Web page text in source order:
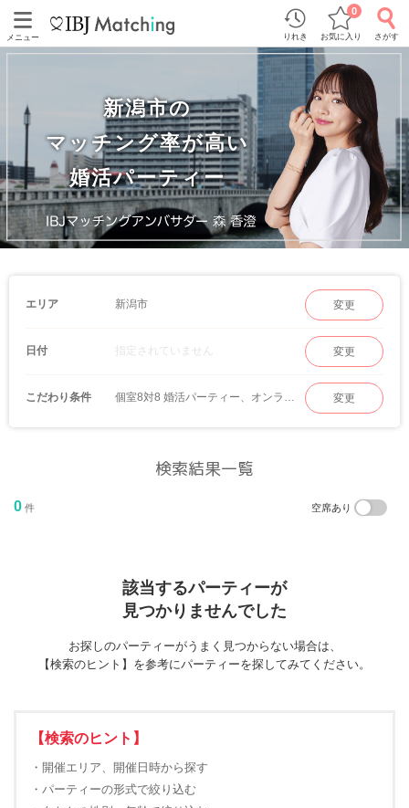
メニュー りれき お気に入り
0
さがす
新潟市の
マッチング率が高い
婚活パーティー
エリア 新潟市 変更
日付 指定されていません 変更
こだわり条件 変更
検索結果一覧
0 件 空席あり
該当するパーティーが
見つかりませんでした
お探しのパーティーがうまく見つからない場合は、
【検索のヒント】を参考にパーティーを探してみてください。
【検索のヒント】
・開催エリア、開催日時から探す
・パーティーの形式で絞り込む